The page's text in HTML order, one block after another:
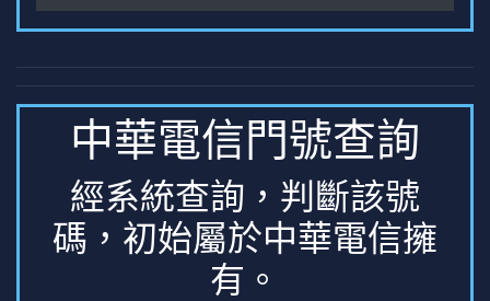
中華電信門號查詢
經系統查詢，判斷該號
碼，初始屬於中華電信擁
有。